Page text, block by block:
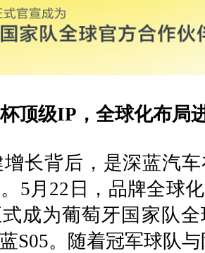
顶级IP ，全球化布局
长背后，是深蓝汽车
5月 22 日，品牌全球
成为葡萄牙国家队
S05。随着冠军球队